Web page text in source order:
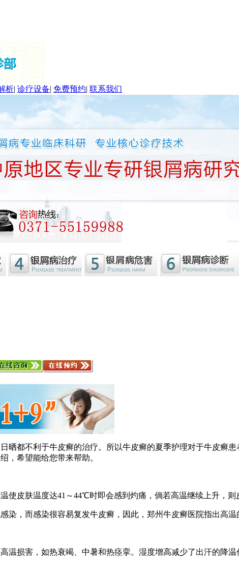
析| 诊疗设备| 免费预约| 联系我们
都不利于牛皮癣的治疗。所以牛皮癣的夏季护理对于牛皮癣患
，希望能给您带来帮助。
皮肤温度达41～44℃时即会感到灼痛，倘若高温继续上升，则
，而感染很容易复发牛皮癣，因此，郑州牛皮癣医院指出高温
损害，如热衰竭、中暑和热痉挛。湿度增高减少了出汗的降温